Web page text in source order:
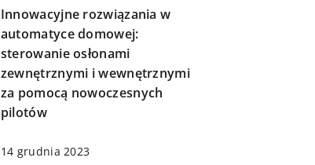
Innowacyjne rozwiązania w
automatyce domowej:
sterowanie osłonami
zewnętrznymi i wewnętrznymi
za pomocą nowoczesnych
pilotów
14 grudnia 2023